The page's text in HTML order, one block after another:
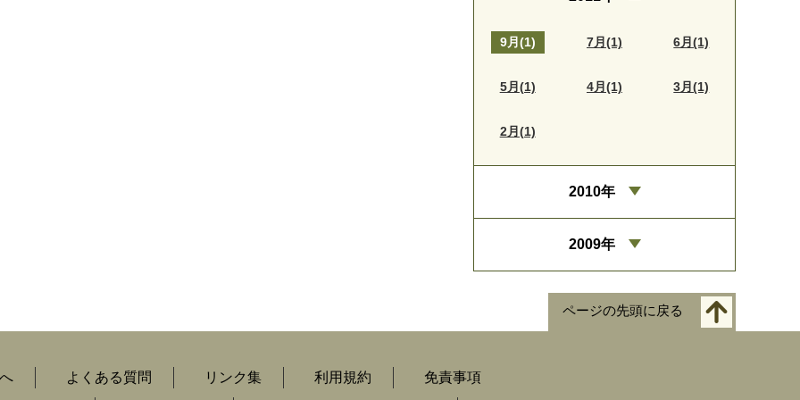
9月(1) 7月(1) 6月(1)
5月(1) 4月(1) 3月(1)
2月(1)
2010年
2009年
ページの先頭に戻る
よくある質問 リンク集 利用規約
免責事項